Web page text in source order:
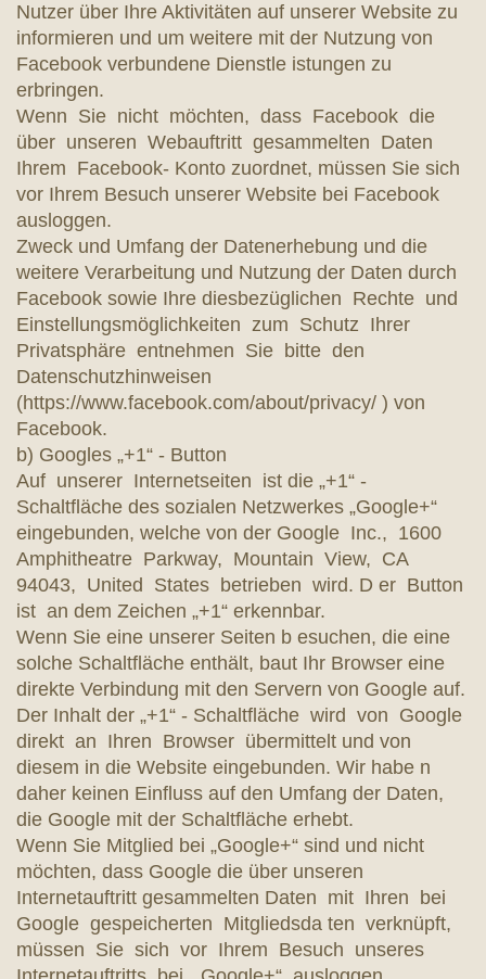
Nutzer über Ihre Aktivitäten auf unserer Website zu
informieren und um weitere mit der Nutzung von
Facebook verbundene Dienstle istungen zu
erbringen.
Wenn Sie nicht möchten, dass Facebook die
über unseren Webauftritt gesammelten Daten
Ihrem Facebook- Konto zuordnet, müssen Sie sich
vor Ihrem Besuch unserer Website bei Facebook
ausloggen.
Zweck und Umfang der Datenerhebung und die
weitere Verarbeitung und Nutzung der Daten durch
Facebook sowie Ihre diesbezüglichen Rechte und
Einstellungsmöglichkeiten zum Schutz Ihrer
Privatsphäre entnehmen Sie bitte den
Datenschutzhinweisen
(https://www.facebook.com/about/privacy/ ) von
Facebook.
b) Googles „+1“ - Button
Auf unserer Internetseiten ist die „+1“ -
Schaltfläche des sozialen Netzwerkes „Google+“
eingebunden, welche von der Google Inc., 1600
Amphitheatre Parkway, Mountain View, CA
94043, United States betrieben wird. D er Button
ist an dem Zeichen „+1“ erkennbar.
Wenn Sie eine unserer Seiten b esuchen, die eine
solche Schaltfläche enthält, baut Ihr Browser eine
direkte Verbindung mit den Servern von Google auf.
Der Inhalt der „+1“ - Schaltfläche wird von Google
direkt an Ihren Browser übermittelt und von
diesem in die Website eingebunden. Wir habe n
daher keinen Einfluss auf den Umfang der Daten,
die Google mit der Schaltfläche erhebt.
Wenn Sie Mitglied bei „Google+“ sind und nicht
möchten, dass Google die über unseren
Internetauftritt gesammelten Daten mit Ihren bei
Google gespeicherten Mitgliedsda ten verknüpft,
müssen Sie sich vor Ihrem Besuch unseres